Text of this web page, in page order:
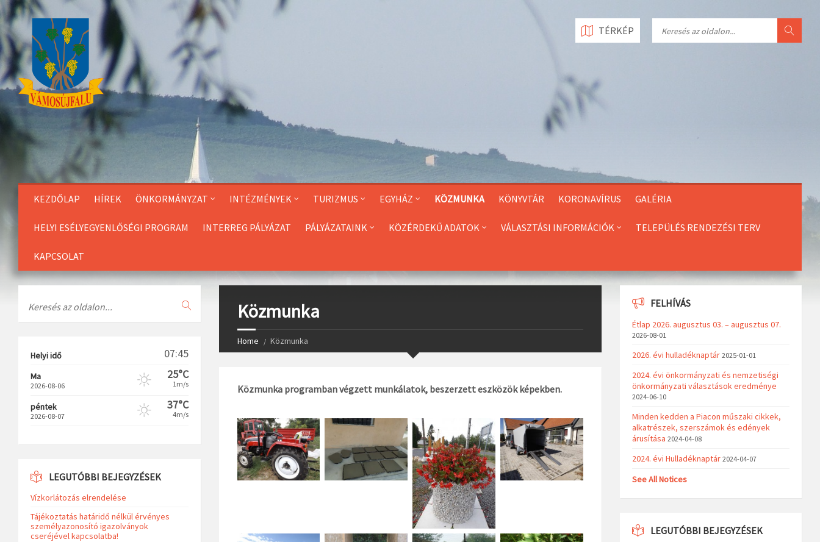
Skip
to
Content
KEZDŐLAP HÍREK ÖNKORMÁNYZAT INTÉZMÉNYEK TURIZMUS EGYHÁZ KÖZMUNKA KÖNYVTÁR KORONAVÍRUS GALÉRIA
HELYI ESÉLYEGYENLŐSÉGI PROGRAM INTERREG PÁLYÁZAT PÁLYÁZATAINK KÖZÉRDEKŰ ADATOK VÁLASZTÁSI INFORMÁCIÓK TELEPÜLÉS RENDEZÉSI TERV
KAPCSOLAT
TÉRKÉP
Közmunka
Home Közmunka
Közmunka programban végzett munkálatok, beszerzett eszközök képekben.
Helyi idő 07:45
Ma
2026-08-06
25°C
1m/s
péntek
2026-08-07
37°C
4m/s
LEGUTÓBBI BEJEGYZÉSEK
Vízkorlátozás elrendelése
Tájékoztatás határidő nélkül érvényes
személyazonosító igazolványok
cseréjével kapcsolatba!
FELHÍVÁS
Étlap 2026. augusztus 03. – augusztus 07.
2026-08-01
2026. évi hulladéknaptár 2025-01-01
2024. évi önkormányzati és nemzetiségi
önkormányzati választások eredménye
2024-06-10
Minden kedden a Piacon műszaki cikkek,
alkatrészek, szerszámok és edények
árusítása 2024-04-08
2024. évi Hulladéknaptár 2024-04-07
See All Notices
LEGUTÓBBI BEJEGYZÉSEK